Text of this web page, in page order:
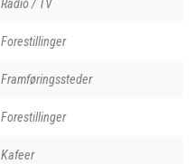
Radio / TV
Forestillinger
Framføringssteder
Forestillinger
Kafeer